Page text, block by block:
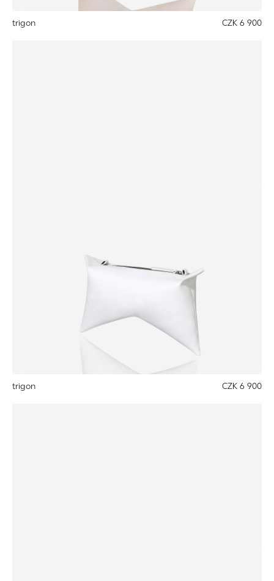
trigon CZK 6 900
trigon CZK 6 900